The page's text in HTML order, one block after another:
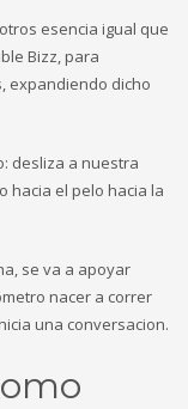
esencia igual que
Bizz, para
expandiendo dicho
desliza a nuestra
hacia el pelo hacia la
se va a apoyar
nacer a correr
una conversacion.